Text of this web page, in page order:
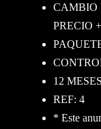
CAMBIO
PRECIO
12
REF: 4
* Este